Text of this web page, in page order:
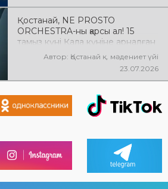
Қостанай, NE PROSTO
ORCHESTRA-ны қарсы ал! 15
тамыз күні Қала күніне арналған
мерекелік концертте NE
PROSTO ORCHESTRA өнер
көрсетеді! @ne_prosto_orchestra
Автор: Қостанай қ. мәдениет үйі
23.07.2026